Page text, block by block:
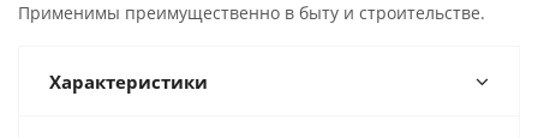
Применимы преимущественно в быту и строительстве.
Характеристики